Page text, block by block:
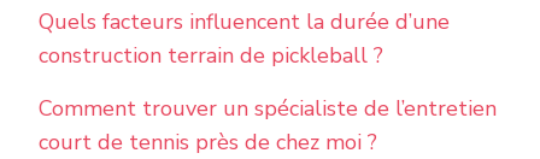
Quels facteurs influencent la durée d’une
construction terrain de pickleball ?
Comment trouver un spécialiste de l’entretien
court de tennis près de chez moi ?